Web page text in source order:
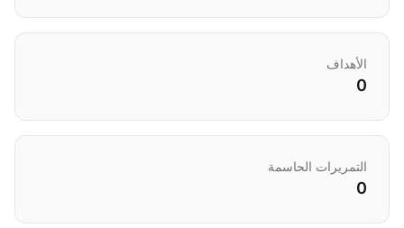
الأهداف
0
التمريرات الحاسمة
0